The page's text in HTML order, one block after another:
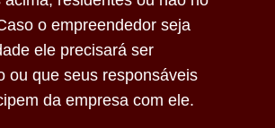
o empreendedor seja
ele precisará ser
ou que seus responsáveis
da empresa com ele.